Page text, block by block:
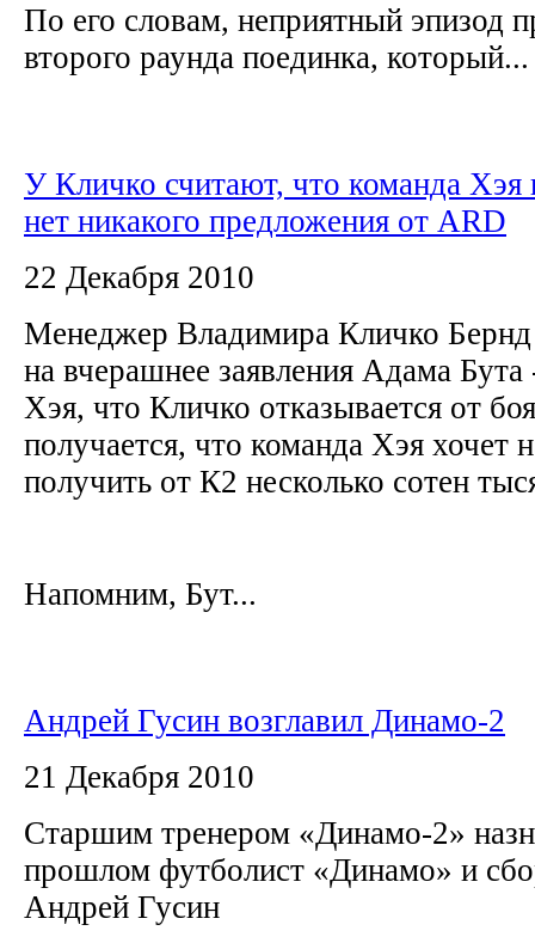
По его словам, неприятный эпизод
второго раунда поединка, который...
У Кличко считают, что команда Хэя
нет никакого предложения от ARD
22 Декабря 2010
Менеджер Владимира Кличко Бернд
на вчерашнее заявления Адама
Хэя, что Кличко отказывается от
получается, что команда Хэя хочет
получить от К2 несколько сотен
Напомним, Бут...
Андрей Гусин возглавил Динамо-2
21 Декабря 2010
Старшим тренером «Динамо-2»
прошлом футболист «Динамо» и
Андрей Гусин